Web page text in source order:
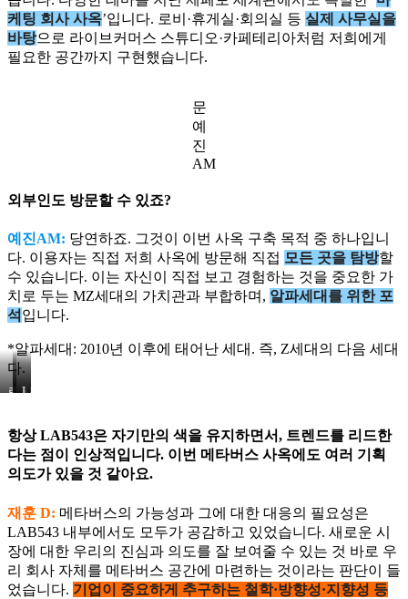
훈
디
렉
터
(우)
훈
디
렉
터
(우)
케팅 회사 사옥’입니다. 로비·휴게실·회의실 등 실제 사무실을
바탕으로 라이브커머스 스튜디오·카페테리아처럼 저희에게
필요한 공간까지 구현했습니다.
문
예
진
AM
외부인도 방문할 수 있죠?
예진AM: 당연하죠. 그것이 이번 사옥 구축 목적 중 하나입니
다. 이용자는 직접 저희 사옥에 방문해 직접 모든 곳을 탐방할
수 있습니다. 이는 자신이 직접 보고 경험하는 것을 중요한 가
치로 두는 MZ세대의 가치관과 부합하며, 알파세대를 위한 포
석 입니다.
*알파세대: 2010년 이후에 태어난 세대. 즉, Z세대의 다음 세대
다.
로 사
LAB543
관
항상 LAB543은 자기만의 색을 유지하면서, 트렌드를 리드한
다는 점이 인상적입니다. 이번 메타버스 사옥에도 여러 기획
의도가 있을 것 같아요.
재훈 D: 메타버스의 가능성과 그에 대한 대응의 필요성은
LAB543 내부에서도 모두가 공감하고 있었습니다. 새로운 시
장에 대한 우리의 진심과 의도를 잘 보여줄 수 있는 것 바로 우
리 회사 자체를 메타버스 공간에 마련하는 것이라는 판단이 들
었습니다. 기업이 중요하게 추구하는 철학·방향성·지향성 등